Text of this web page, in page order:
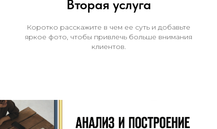
Вторая услуга
Коротко расскажите в чем ее суть и добавьте
яркое фото, чтобы привлечь больше внимания
клиентов.